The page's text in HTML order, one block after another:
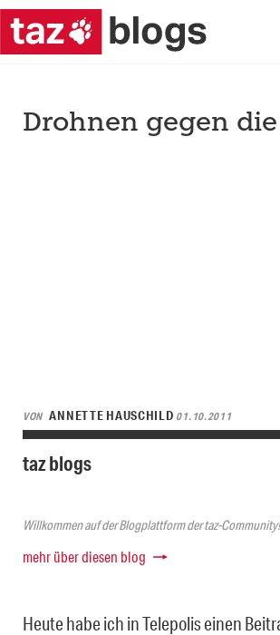
Drohnen gegen die
VON ANNETTE HAUSCHILD 01.10.2011
taz blogs
Willkommen auf der Blogplattform der taz-Community!
mehr über diesen blog
Heute habe ich in Telepolis einen